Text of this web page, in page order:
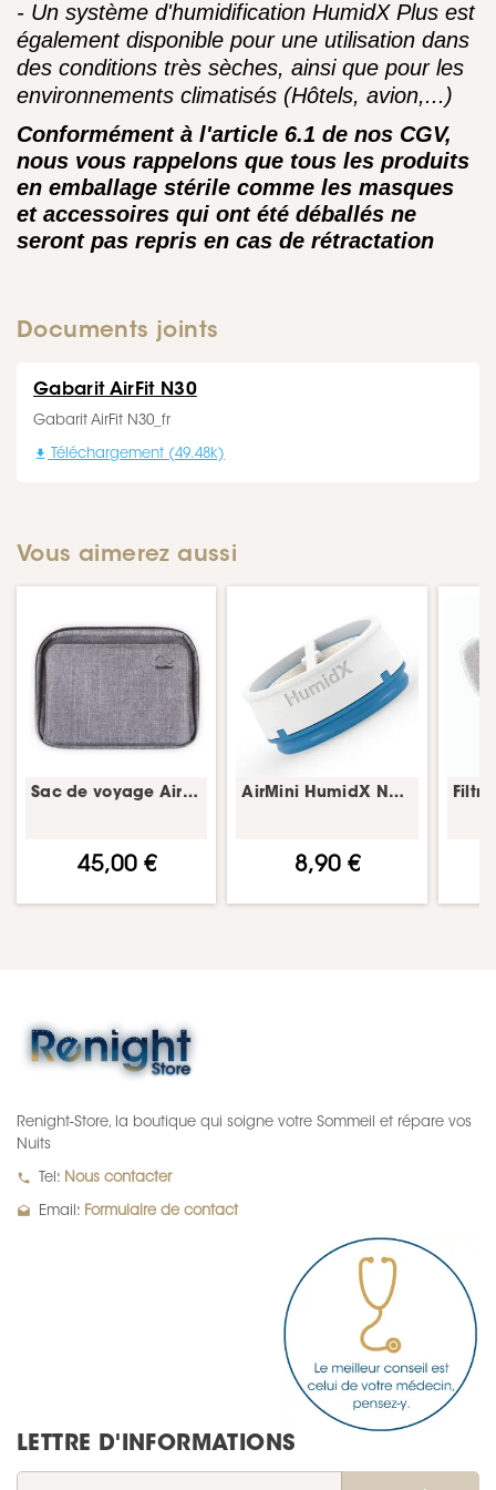
- Un système d'humidification HumidX Plus est
également disponible pour une utilisation dans
des conditions très sèches, ainsi que pour les
environnements climatisés (Hôtels, avion,...)
Conformément à l'article 6.1 de nos CGV,
nous vous rappelons que tous les produits
en emballage stérile comme les masques
et accessoires qui ont été déballés ne
seront pas repris en cas de rétractation
Documents joints
Gabarit AirFit N30
Gabarit AirFit N30_fr
 Téléchargement (49.48k)
Vous aimerez aussi
Sac de voyage AirMini – ResMed
45,00 €
AirMini HumidX N20/N30/P10 – capsule humidification – ResMed
8,90 €
Renight-Store, la boutique qui soigne votre Sommeil et répare vos
Nuits
local_phone Tel: Nous contacter
drafts Email: Formulaire de contact
LETTRE D'INFORMATIONS